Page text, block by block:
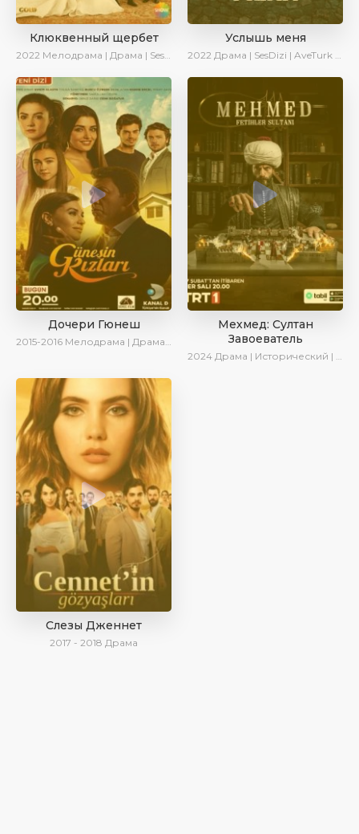
Клюквенный щербет
2022 Мелодрама | Драма | SesDizi
Услышь меня
2022 Драма | SesDizi | AveTurk | Turok1990
Дочери Гюнеш
2015-2016 Мелодрама | Драма | Комедия
Мехмед: Султан
Завоеватель
2024 Драма | Исторический | AlisaDirilis | Сериалы 2024
Слезы Дженнет
2017 - 2018 Драма